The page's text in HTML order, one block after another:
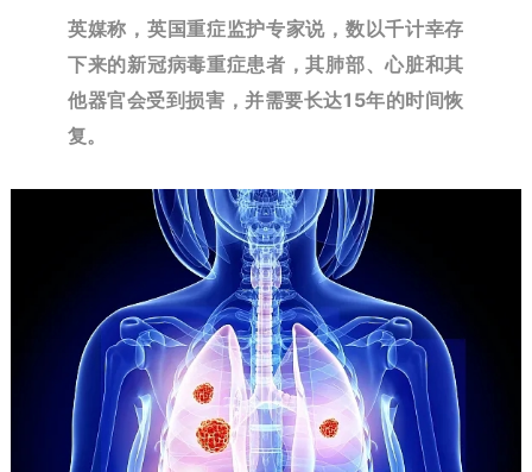
英媒称，英国重症监护专家说，数以千计幸存
下来的新冠病毒重症患者，其肺部、心脏和其
他器官会受到损害，并需要长达15年的时间恢
复。